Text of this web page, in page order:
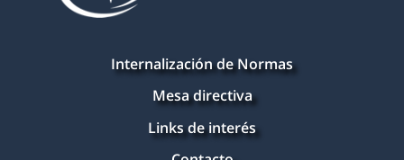
Internalización de Normas
Mesa directiva
Links de interés